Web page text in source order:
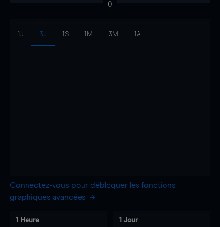
0
1J 3J 1S 1M 3M 1A
Connectez-vous pour débloquer les fonctions
graphiques avancées
1 Heure 1 Jour